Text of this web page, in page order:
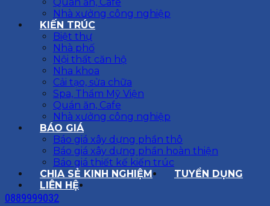
Quán ăn, Cafe
Nhà xưởng công nghiệp
KIẾN TRÚC
Biệt thự
Nhà phố
Nội thất căn hộ
Nha khoa
Cải tạo, sửa chữa
Spa, Thẩm Mỹ Viện
Quán ăn, Cafe
Nhà xưởng công nghiệp
BÁO GIÁ
Báo giá xây dựng phần thô
Báo giá xây dựng phần hoàn thiện
Báo giá thiết kế kiến trúc
CHIA SẺ KINH NGHIỆM
TUYỂN DỤNG
LIÊN HỆ
0889999032